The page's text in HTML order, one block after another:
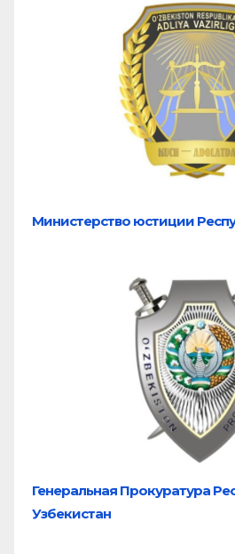
Министерство юстиции
Генеральная Прокуратура
Узбекистан